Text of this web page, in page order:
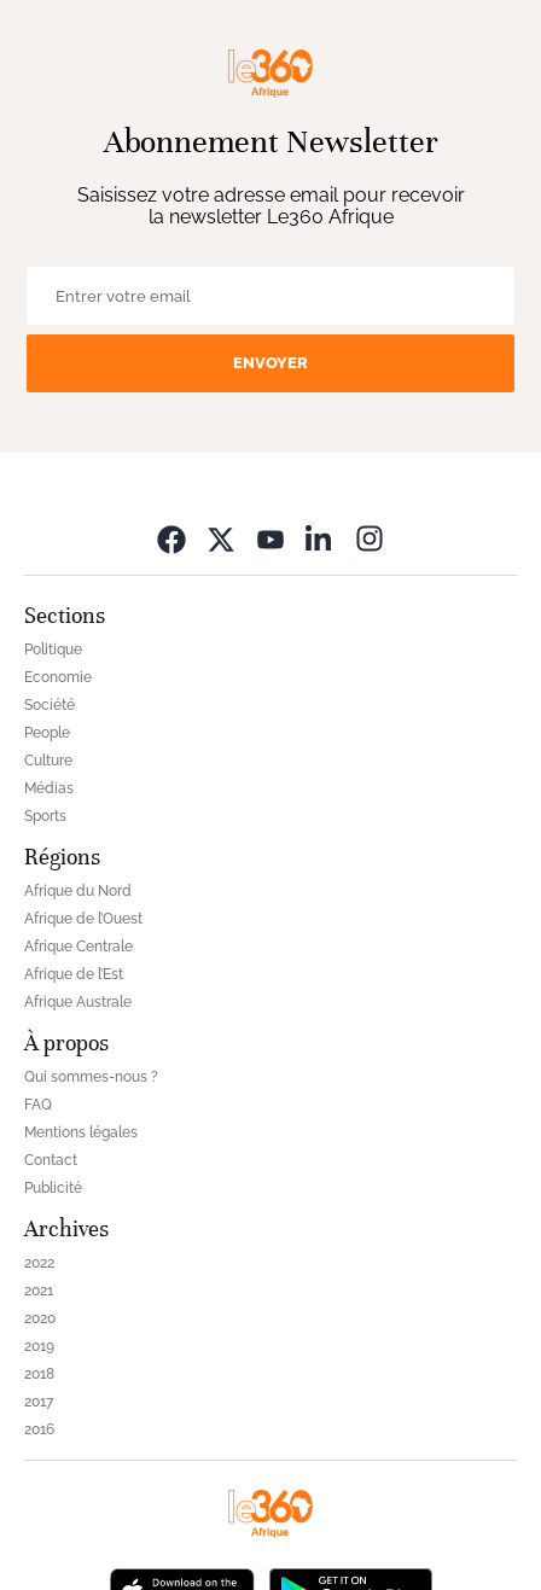
Abonnement Newsletter
Saisissez votre adresse email pour recevoir
la newsletter Le360 Afrique
ENVOYER
Sections
Politique
Economie
Société
People
Culture
Médias
Sports
Régions
Afrique du Nord
Afrique de l’Ouest
Afrique Centrale
Afrique de l’Est
Afrique Australe
À propos
Qui sommes-nous ?
FAQ
Mentions légales
Contact
Publicité
Archives
2022
2021
2020
2019
2018
2017
2016